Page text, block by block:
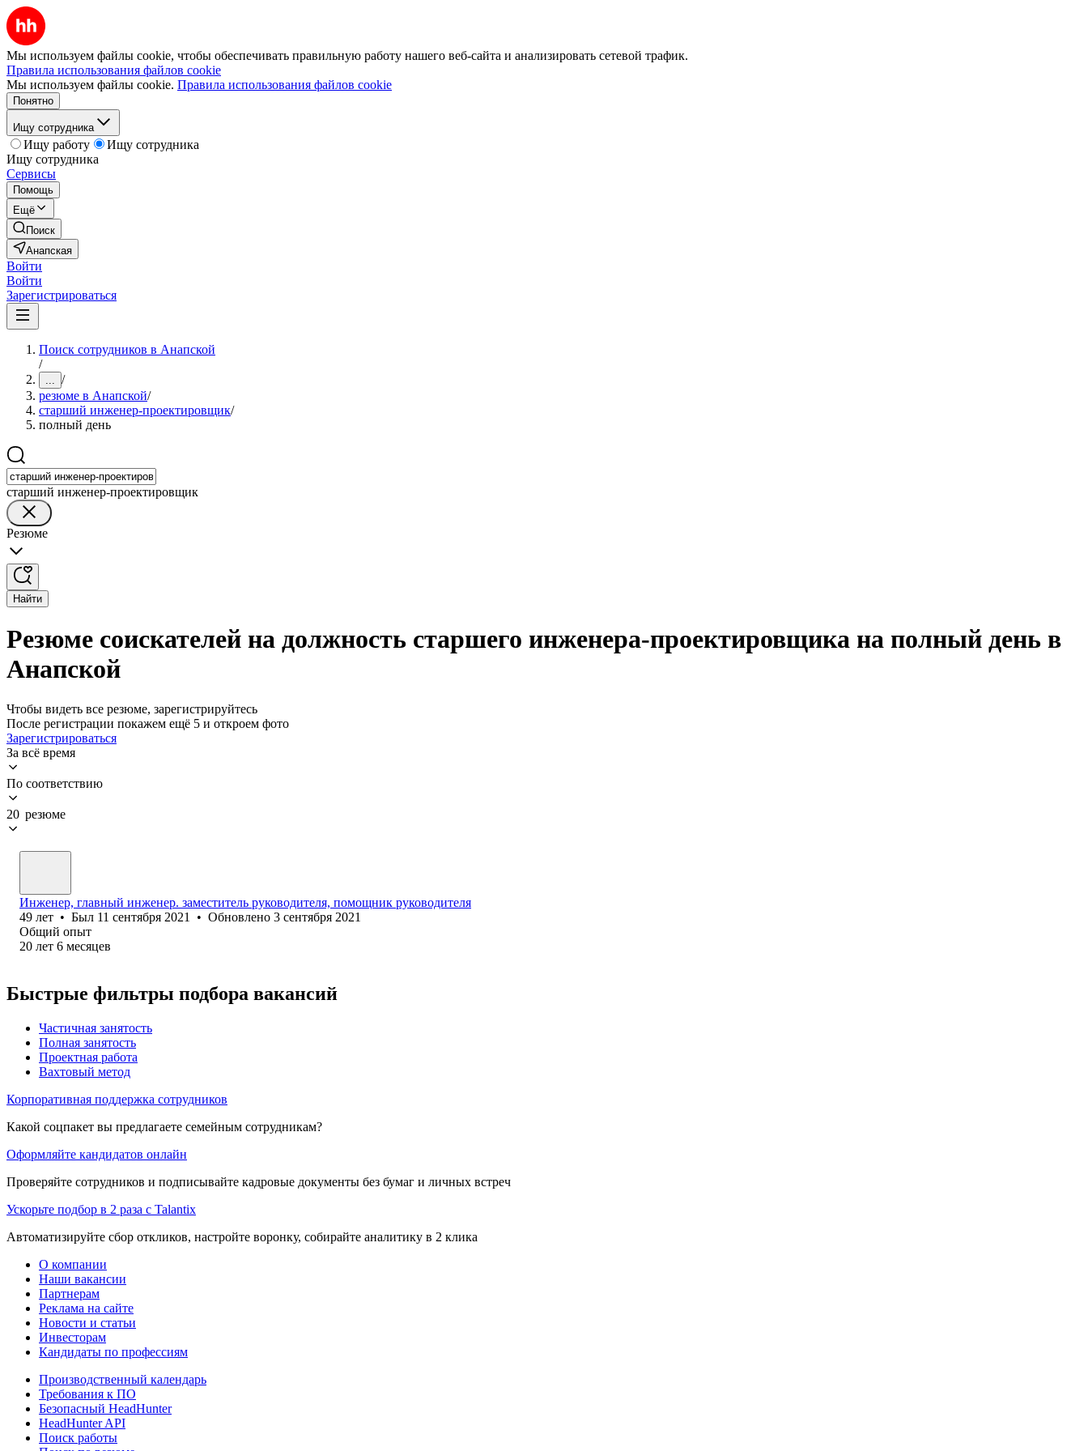
Мы используем файлы cookie, чтобы обеспечивать правильную работу нашего веб-сайта и анализировать сетевой трафик.
Правила использования файлов cookie
Мы используем файлы cookie. Правила использования файлов cookie
Понятно
Ищу сотрудника
Ищу работу
Ищу сотрудника
Ищу сотрудника
Сервисы
Помощь
Ещё
Поиск
Анапская
Войти
Войти
Зарегистрироваться
Поиск сотрудников в Анапской
/
... /
резюме в Анапской/
старший инженер-проектировщик/
полный день
старший инженер-проектировщик
Резюме
Найти
Резюме соискателей на должность старшего инженера-проектировщика на полный день в
Анапской
Чтобы видеть все резюме, зарегистрируйтесь
После регистрации покажем ещё 5 и откроем фото
Зарегистрироваться
За всё время
По соответствию
20 резюме
Инженер, главный инженер. заместитель руководителя, помощник руководителя
49 лет • Был 11 сентября 2021 • Обновлено 3 сентября 2021
Общий опыт
20 лет 6 месяцев
Быстрые фильтры подбора вакансий
Частичная занятость
Полная занятость
Проектная работа
Вахтовый метод
Корпоративная поддержка сотрудников
Какой соцпакет вы предлагаете семейным сотрудникам?
Оформляйте кандидатов онлайн
Проверяйте сотрудников и подписывайте кадровые документы без бумаг и личных встреч
Ускорьте подбор в 2 раза с Talantix
Автоматизируйте сбор откликов, настройте воронку, собирайте аналитику в 2 клика
О компании
Наши вакансии
Партнерам
Реклама на сайте
Новости и статьи
Инвесторам
Кандидаты по профессиям
Производственный календарь
Требования к ПО
Безопасный HeadHunter
HeadHunter API
Поиск работы